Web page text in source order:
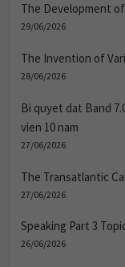
The Development
29/06/2026
The Invention of
28/06/2026
Bi quyet dat Band
vien 10 nam
27/06/2026
The Transatlantic
27/06/2026
Speaking Part 3
26/06/2026